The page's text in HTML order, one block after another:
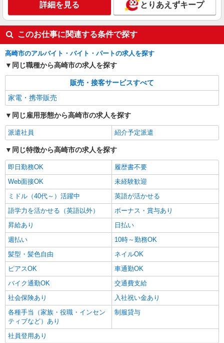
詳細を見る とりあえずキープ
このお仕事に関連する条件で探す
高崎市のアルバイト・バイト・パートの求人を探す
同じ職種から高崎市の求人を探す
販売・接客サービスすべて
家電・携帯販売
同じ雇用形態から高崎市の求人を探す
派遣社員 紹介予定派遣
同じ特徴から高崎市の求人を探す
即日勤務OK
履歴書不要
Web面接OK
未経験歓迎
ミドル（40代～）活躍中
英語が活かせる
語学力を活かせる（英語以外）
ボーナス・賞与あり
昇給あり
日払い
週払い
10時～勤務OK
髪型・髪色自由
ネイルOK
ピアスOK
車通勤OK
バイク通勤OK
交通費支給
社会保険あり
入社祝い金あり
各種手当（家族・役職・インセン
ティブなど）あり
制服貸与
社員登用あり